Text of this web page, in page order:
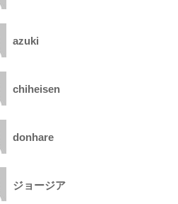
azuki
chiheisen
donhare
ジョージア